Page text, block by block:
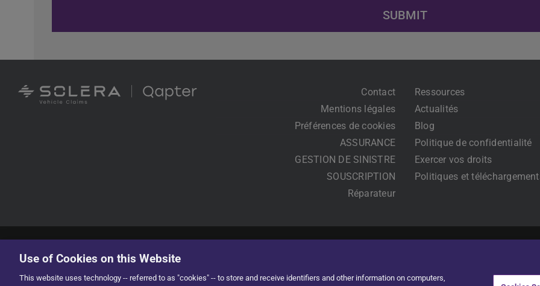
Contact
Mentions légales
Préférences de cookies
ASSURANCE
GESTION DE SINISTRE
SOUSCRIPTION
Réparateur
Ressources
Actualités
Blog
Politique de confidentialité
Exercer vos droits
Politiques et
English(Anglais) Français Deutsch(
Use of Cookies on this Website
This website uses technology -- referred to as "cookies" -- to store and receive identifiers and other information on computers,